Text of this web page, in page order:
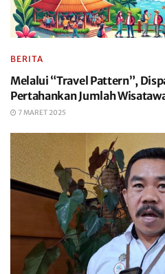
BERITA
Melalui “Travel Pattern”,
Pertahankan Jumlah
7 MARET 2025